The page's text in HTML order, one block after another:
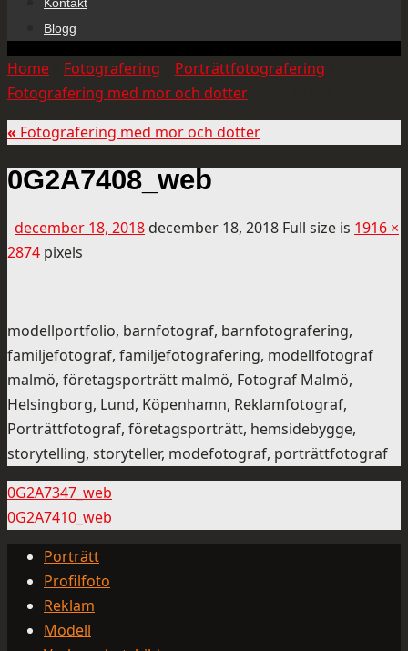
Blogg
Home Fotografering Porträttfotografering
Fotografering med mor och dotter
« Fotografering med mor och dotter
0G2A7408_web
december 18, 2018 december 18, 2018 Full size is 1916 ×
2874 pixels
modellportfolio, barnfotograf, barnfotografering,
familjefotograf, familjefotografering, modellfotograf
malmö, företagsporträtt malmö, Fotograf Malmö,
Helsingborg, Lund, Köpenhamn, Reklamfotograf,
Porträttfotograf, företagsporträtt, hemsidebygge,
storytelling, storyteller, modefotograf, porträttfotograf
0G2A7347_web
0G2A7410_web
Porträtt
Profilfoto
Reklam
Modell